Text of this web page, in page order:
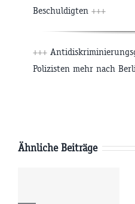
Beschuldigten +++
+++
Polizisten mehr nach
Ähnliche Beiträge